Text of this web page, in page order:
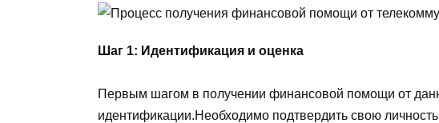
Шаг 1: Идентификация и оценка
Первым шагом в получении финансовой помощи от
идентификации.Необходимо подтвердить свою